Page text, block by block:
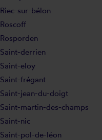
Riec-sur-bélon
Roscoff
Rosporden
Saint-derrien
Saint-eloy
Saint-frégant
Saint-jean-du-doigt
Saint-martin-des-champs
Saint-nic
Saint-pol-de-léon